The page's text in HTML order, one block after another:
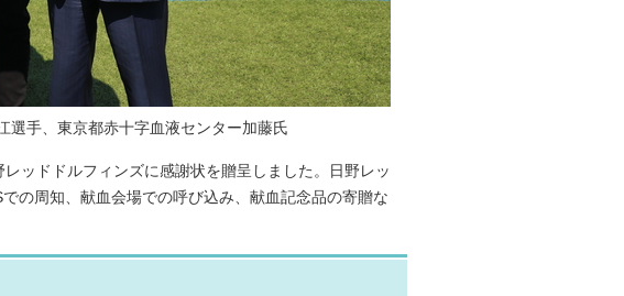
選手、東京都赤十字血液センター加藤氏
ッドドルフィンズに感謝状を贈呈しました。日野レッ
の周知、献血会場での呼び込み、献血記念品の寄贈な